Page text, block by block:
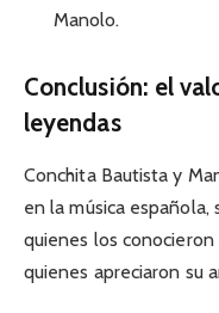
Manolo.
Conclusión: el
leyendas
Conchita Bautista y
en la música
quienes los conocieron
quienes apreciaron su